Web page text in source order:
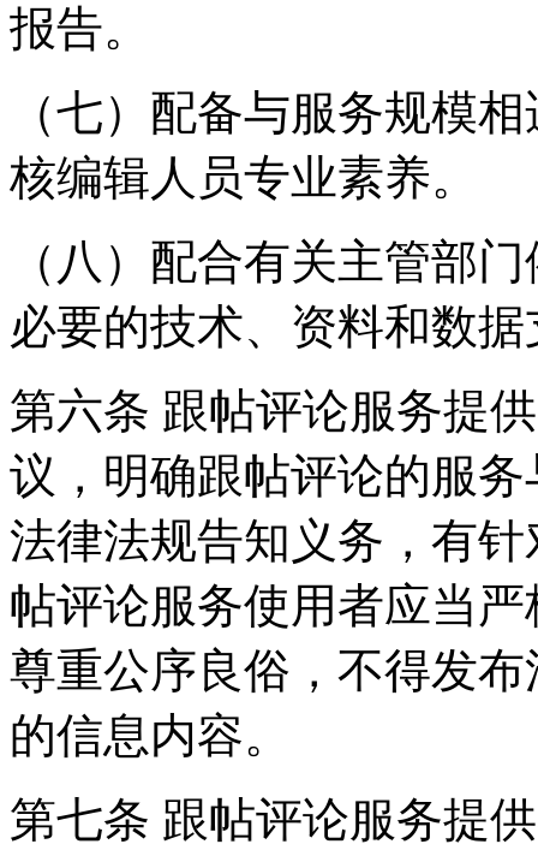
报告。
（七）配备与服务规模
核编辑人员专业素养。
（八）配合有关主管部
必要的技术、资料和数
第六条 跟帖评论服务提
议，明确跟帖评论的服
法律法规告知义务，有
帖评论服务使用者应当
尊重公序良俗，不得发
的信息内容。
第七条 跟帖评论服务提